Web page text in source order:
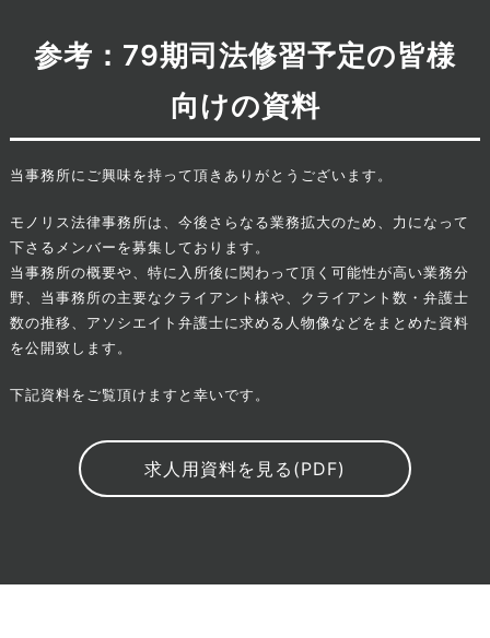
参考：79期司法修習予定の皆様
向けの資料
当事務所にご興味を持って頂きありがとうございます。
モノリス法律事務所は、今後さらなる業務拡大のため、力になって
下さるメンバーを募集しております。
当事務所の概要や、特に入所後に関わって頂く可能性が高い業務分
野、当事務所の主要なクライアント様や、クライアント数・弁護士
数の推移、アソシエイト弁護士に求める人物像などをまとめた資料
を公開致します。
下記資料をご覧頂けますと幸いです。
求人用資料を見る(PDF)